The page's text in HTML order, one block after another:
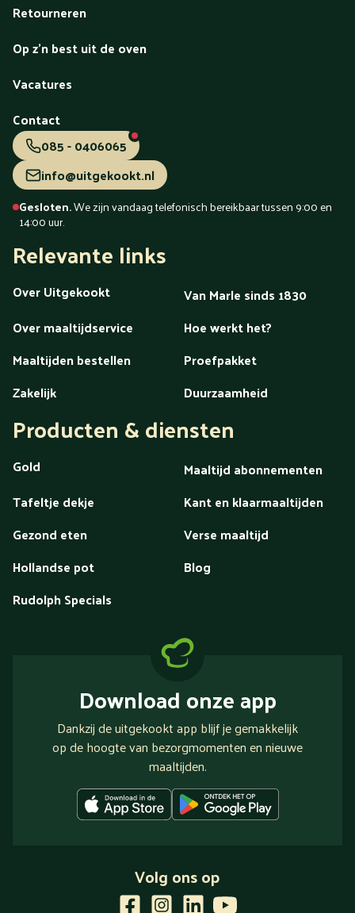
Retourneren
Op z'n best uit de oven
Vacatures
Contact
085 - 0406065
info@uitgekookt.nl
Gesloten.We zijn vandaag telefonisch bereikbaar tussen 9:00 en
14:00 uur.
Relevante links
Over Uitgekookt
Van Marle sinds 1830
Over maaltijdservice
Hoe werkt het?
Maaltijden bestellen
Proefpakket
Zakelijk
Duurzaamheid
Producten & diensten
Gold
Maaltijd abonnementen
Tafeltje dekje
Kant en klaarmaaltijden
Gezond eten
Verse maaltijd
Hollandse pot
Blog
Rudolph Specials
Download onze app
Dankzij de uitgekookt app blijf je gemakkelijk
op de hoogte van bezorgmomenten en nieuwe
maaltijden.
Volg ons op